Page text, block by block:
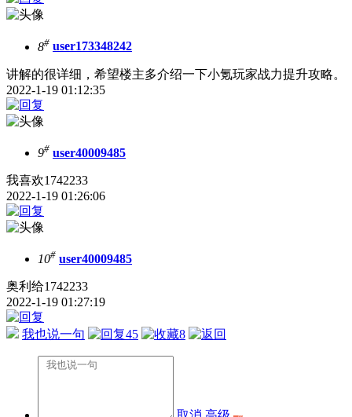
8# user173348242
讲解的很详细，希望楼主多介绍一下小氪玩家战力提升攻略。
2022-1-19 01:12:35
9# user40009485
我喜欢1742233
2022-1-19 01:26:06
10# user40009485
奥利给1742233
2022-1-19 01:27:19
我也说一句 45 8